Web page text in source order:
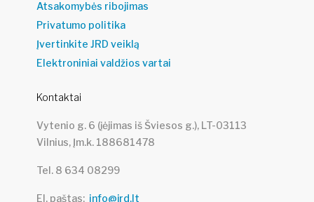
Atsakomybės ribojimas
Privatumo politika
Įvertinkite JRD veiklą
Elektroniniai valdžios vartai
Kontaktai
Vytenio g. 6 (įėjimas iš Šviesos g.), LT-03113
Vilnius, Įm.k. 188681478
Tel. 8 634 08299
El. paštas info@jrd.lt